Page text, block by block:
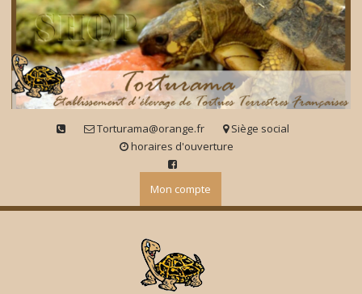
Skip
content
Torturama@orange.fr
Siège social
horaires d'ouverture
Mon compte